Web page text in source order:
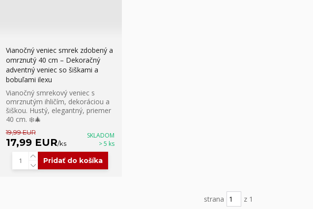
Vianočný veniec smrek zdobený a
omrznutý 40 cm – Dekoračný
adventný veniec so šiškami a
bobuľami ilexu
Vianočný smrekový veniec s
omrznutým ihličím, dekoráciou a
šiškou. Hustý, elegantný, priemer
40 cm. ❄️🎄
19,99 EUR
17,99 EUR/ks
SKLADOM
> 5 ks
Pridať do košíka
strana z 1